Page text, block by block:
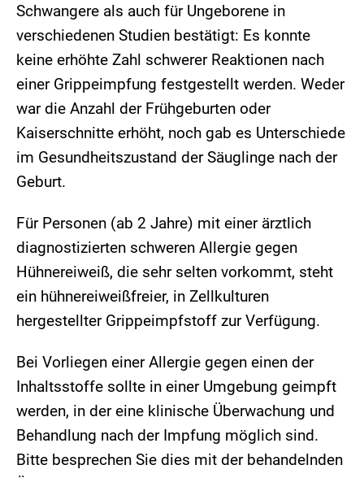
Schwangere als auch für Ungeborene in
verschiedenen Studien bestätigt: Es konnte
keine erhöhte Zahl schwerer Reaktionen nach
einer Grippeimpfung festgestellt werden. Weder
war die Anzahl der Frühgeburten oder
Kaiserschnitte erhöht, noch gab es Unterschiede
im Gesundheitszustand der Säuglinge nach der
Geburt.
Für Personen (ab 2 Jahre) mit einer ärztlich
diagnostizierten schweren Allergie gegen
Hühnereiweiß, die sehr selten vorkommt, steht
ein hühnereiweißfreier, in Zellkulturen
hergestellter Grippeimpfstoff zur Verfügung.
Bei Vorliegen einer Allergie gegen einen der
Inhaltsstoffe sollte in einer Umgebung geimpft
werden, in der eine klinische Überwachung und
Behandlung nach der Impfung möglich sind.
Bitte besprechen Sie dies mit der behandelnden